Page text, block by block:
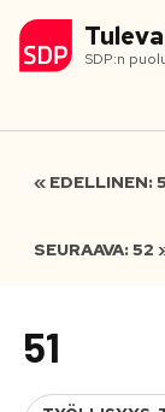
SDP:n
« EDELLINEN:
SEURAAVA: 52
51